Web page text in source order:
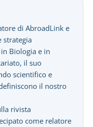
di AbroadLink e
strategia
Biologia e in
il suo
scientifico e
il nostro
rivista
come relatore